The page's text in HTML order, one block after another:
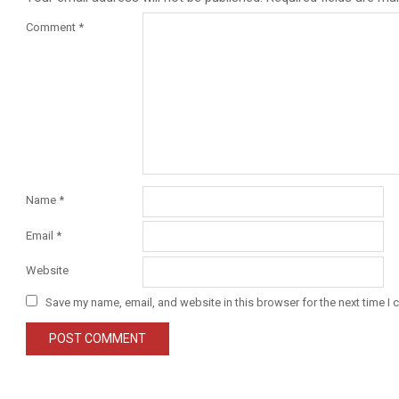
Comment *
Name *
Email *
Website
Save my name, email, and website in this browser for the next time I